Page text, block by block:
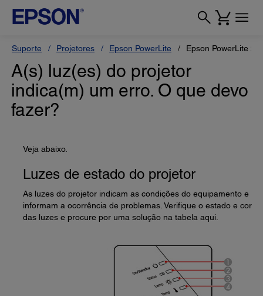
Suporte Projetores Epson PowerLite Epson PowerLite
A(s) luz(es) do projetor
indica(m) um erro. O que devo
fazer?
Veja abaixo.
Luzes de estado do projetor
As luzes do projetor indicam as condições do equipamento e
informam a ocorrência de problemas. Verifique o estado e cor
das luzes e procure por uma solução na tabela aqui.